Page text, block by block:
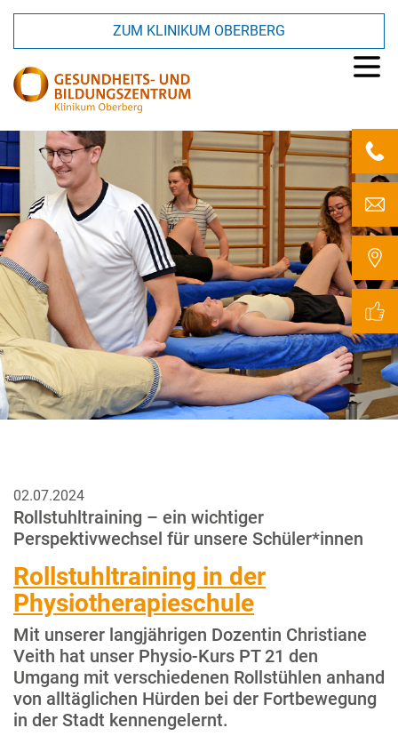
ZUM KLINIKUM OBERBERG
02.07.2024
Rollstuhltraining – ein wichtiger
Perspektivwechsel für unsere Schüler*innen
Rollstuhltraining in der
Physiotherapieschule
Mit unserer langjährigen Dozentin Christiane
Veith hat unser Physio-Kurs PT 21 den
Umgang mit verschiedenen Rollstühlen anhand
von alltäglichen Hürden bei der Fortbewegung
in der Stadt kennengelernt.